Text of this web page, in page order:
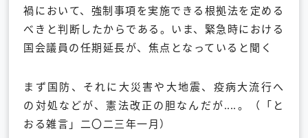
禍において、強制事項を実施できる根拠法を定める
べきと判断したからである。いま、緊急時における
国会議員の任期延長が、焦点となっていると聞く
まず国防、それに大災害や大地震、疫病大流行へ
の対処などが、憲法改正の胆なんだが‥‥。（「と
おる雑言」二〇二三年一月）